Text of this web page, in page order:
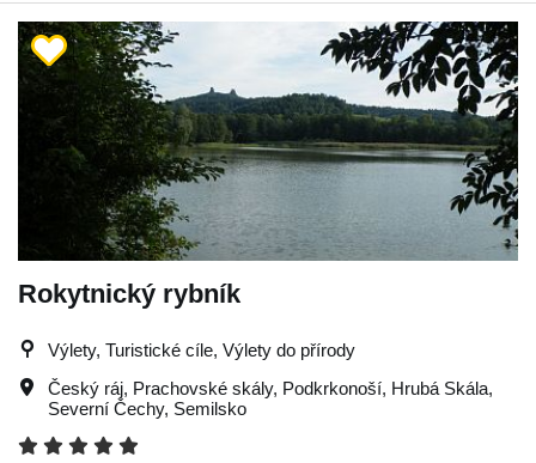
Rokytnický rybník
Výlety, Turistické cíle, Výlety do přírody
Český ráj, Prachovské skály, Podkrkonoší, Hrubá Skála,
Severní Čechy, Semilsko